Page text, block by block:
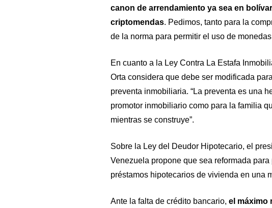
canon de arrendamiento ya sea en
criptomendas. Pedimos, tanto para la
de la norma para permitir el uso de
En cuanto a la Ley Contra La Estafa
Orta considera que debe ser modificada
preventa inmobiliaria. “La preventa es una
promotor inmobiliario como para la familia
mientras se construye”.
Sobre la Ley del Deudor Hipotecario, el
Venezuela propone que sea reformada
préstamos hipotecarios de vivienda en una
Ante la falta de crédito bancario, el máximo